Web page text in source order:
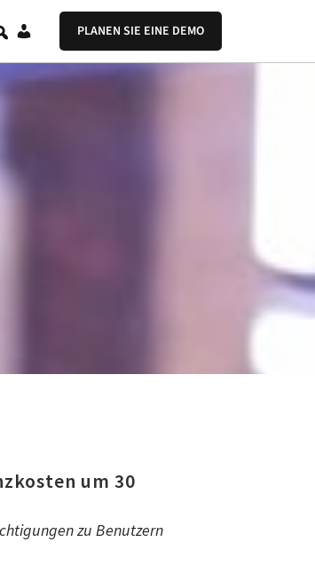
PLANEN SIE EINE DEMO
um 30
zu Benutzern